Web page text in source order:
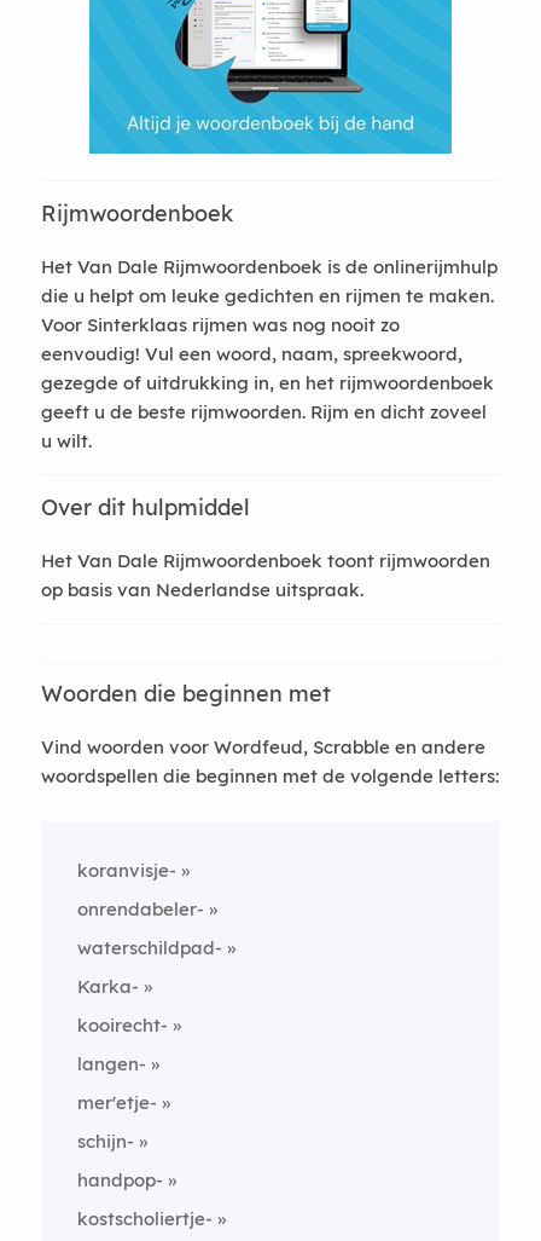
Rijmwoordenboek
Het Van Dale Rijmwoordenboek is de onlinerijmhulp
die u helpt om leuke gedichten en rijmen te maken.
Voor Sinterklaas rijmen was nog nooit zo
eenvoudig! Vul een woord, naam, spreekwoord,
gezegde of uitdrukking in, en het rijmwoordenboek
geeft u de beste rijmwoorden. Rijm en dicht zoveel
u wilt.
Over dit hulpmiddel
Het Van Dale Rijmwoordenboek toont rijmwoorden
op basis van Nederlandse uitspraak.
Woorden die beginnen met
Vind woorden voor Wordfeud, Scrabble en andere
woordspellen die beginnen met de volgende letters:
koranvisje-
onrendabeler-
waterschildpad-
Karka-
kooirecht-
langen-
mer'etje-
schijn-
handpop-
kostscholiertje-